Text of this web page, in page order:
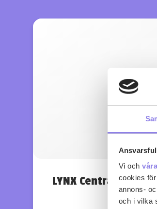
Vi och
cookies
annons-
och i vilka
LYNX Central Coast